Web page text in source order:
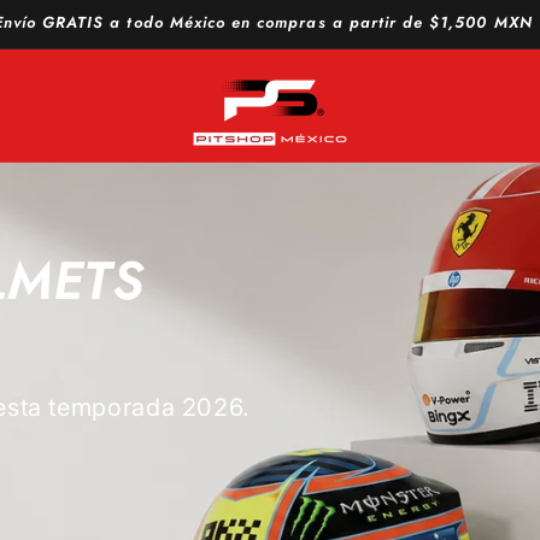
GRATIS a todo México en compras a partir de $1,500 MXN
temporada 2026.